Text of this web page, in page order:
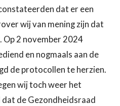
dat er een
wij van mening zijn dat
Op 2 november 2024
en nogmaals aan de
de protocollen te herzien.
wij toch weer het
de Gezondheidsraad